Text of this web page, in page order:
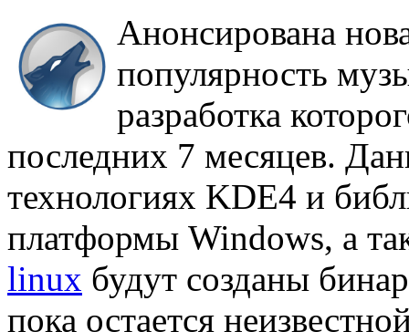
Анонсирована
популярность
разработка
последних 7 месяцев.
технологиях KDE4 и
платформы Windows, а
linux будут созданы
пока остается